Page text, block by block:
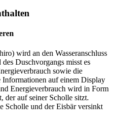
wird an den Wasseranschluss
Duschvorgangs misst es
sowie die
Informationen auf einem Display
Energieverbrauch wird in Form
der auf seiner Scholle sitzt.
Scholle und der Eisbär versinkt